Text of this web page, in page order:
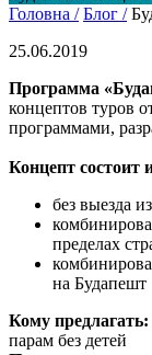
Головна / Блог /
25.06.2019
Программа
концептов туров
программами,
Концепт состоит
без выезда
пределах
на Будапешт
Кому предлагать:
парам без детей